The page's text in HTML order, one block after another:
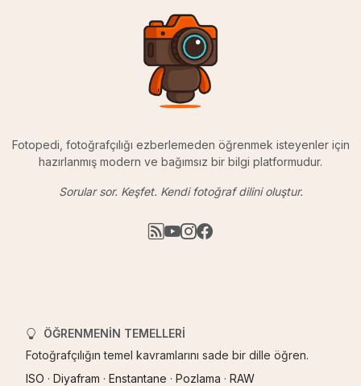
Fotopedi, fotoğrafçılığı ezberlemeden öğrenmek isteyenler için
hazırlanmış modern ve bağımsız bir bilgi platformudur.
Sorular sor. Keşfet. Kendi fotoğraf dilini oluştur.
ÖĞRENMENIN TEMELLERI
Fotoğrafçılığın temel kavramlarını sade bir dille öğren.
ISO · Diyafram · Enstantane · Pozlama · RAW